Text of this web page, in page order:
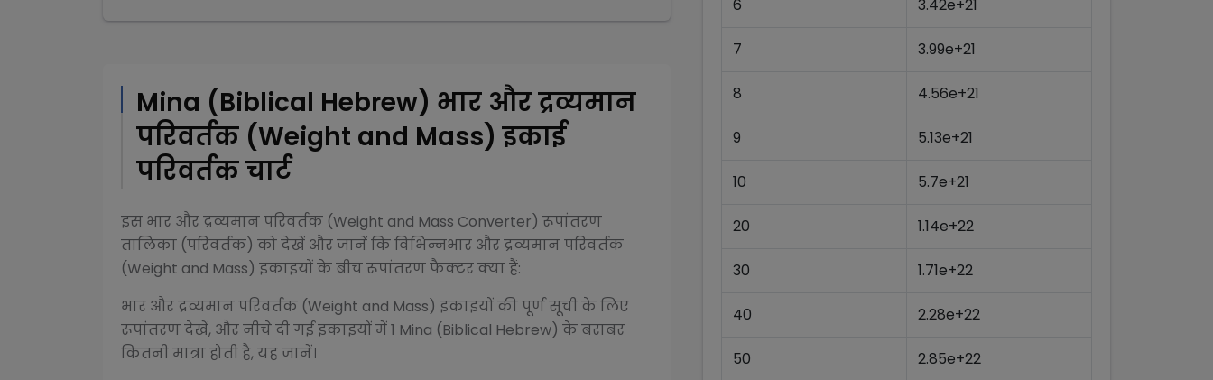
Mina (Biblical Hebrew) भार और द्रव्यमान
परिवर्तक (Weight and Mass) इकाई
परिवर्तक चार्ट
इस भार और द्रव्यमान परिवर्तक (Weight and Mass Converter) रूपांतरण
तालिका (परिवर्तक) को देखें और जानें कि विभिन्नभार और द्रव्यमान परिवर्तक
(Weight and Mass) इकाइयों के बीच रूपांतरण फैक्टर क्या हैं:
भार और द्रव्यमान परिवर्तक (Weight and Mass) इकाइयों की पूर्ण सूची के लिए
रूपांतरण देखें, और नीचे दी गई इकाइयों में 1 Mina (Biblical Hebrew) के बराबर
कितनी मात्रा होती है, यह जानें।
6 3.42e+21
7 3.99e+21
8 4.56e+21
9 5.13e+21
10 5.7e+21
20 1.14e+22
30 1.71e+22
40 2.28e+22
50 2.85e+22